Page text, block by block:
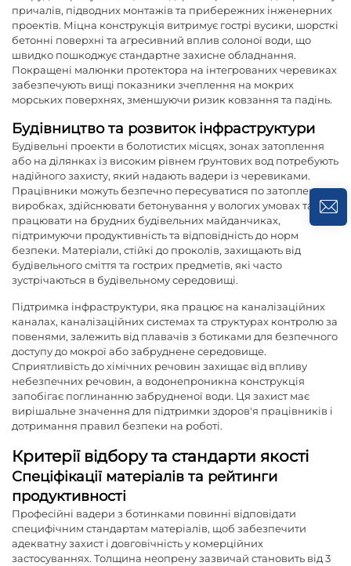
причалів, підводних монтажів та прибережних інженерних
проектів. Міцна конструкція витримує гострі вусики, шорсткі
бетонні поверхні та агресивний вплив солоної води, що
швидко пошкоджує стандартне захисне обладнання.
Покращені малюнки протектора на інтегрованих черевиках
забезпечують вищі показники зчеплення на мокрих
морських поверхнях, зменшуючи ризик ковзання та падінь.
Будівництво та розвиток інфраструктури
Будівельні проекти в болотистих місцях, зонах затоплення
або на ділянках із високим рівнем ґрунтових вод потребують
надійного захисту, який надають вадери із черевиками.
Працівники можуть безпечно пересуватися по затоплених
виробках, здійснювати бетонування у вологих умовах та
працювати на брудних будівельних майданчиках,
підтримуючи продуктивність та відповідність до норм
безпеки. Матеріали, стійкі до проколів, захищають від
будівельного сміття та гострих предметів, які часто
зустрічаються в будівельному середовищі.
Підтримка інфраструктури, яка працює на каналізаційних
каналах, каналізаційних системах та структурах контролю за
повенями, залежить від плавачів з ботиками для безпечного
доступу до мокрої або забруднене середовище.
Сприятливість до хімічних речовин захищає від впливу
небезпечних речовин, а водонепроникна конструкція
запобігає поглинанню забрудненої води. Ця захист має
вирішальне значення для підтримки здоров'я працівників і
дотримання правил безпеки на роботі.
Критерії відбору та стандарти якості
Спеціфікації матеріалів та рейтинги
продуктивності
Професійні вадери з ботинками повинні відповідати
специфічним стандартам матеріалів, щоб забезпечити
адекватну захист і довговічність у комерційних
застосуваннях. Толщина неопрену зазвичай становить від 3